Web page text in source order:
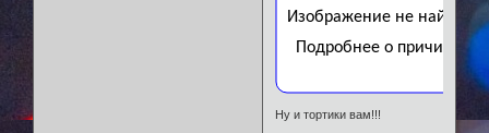
Ну и тортики вам!!!